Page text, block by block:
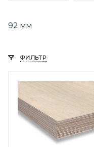
92 мм
ФИЛЬТР